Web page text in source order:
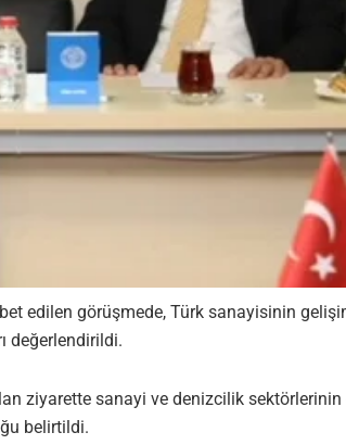
edilen görüşmede, Türk sanayisinin
değerlendirildi.
ziyarette sanayi ve denizcilik
belirtildi.